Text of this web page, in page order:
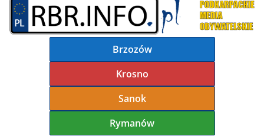
Brzozów
Krosno
Sanok
Rymanów